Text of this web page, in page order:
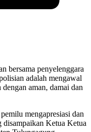
bersama penyelenggara
adalah mengawal
aman, damai dan
mengapresiasi dan
disampaikan Ketua Ketua